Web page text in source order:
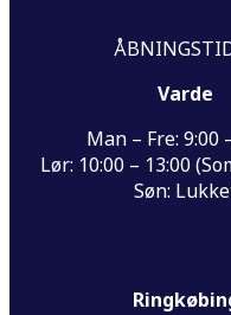
Varde
Man – Fre: 9:00
Lør: 10:00 – 13:00
Søn: